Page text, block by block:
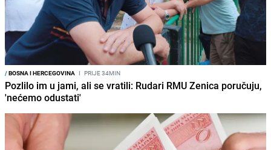
/BOSNA I HERCEGOVINA I PRIJE 34MIN
Pozlilo im u jami, ali se vratili: Rudari RMU Zenica poručuju,
'nećemo odustati'